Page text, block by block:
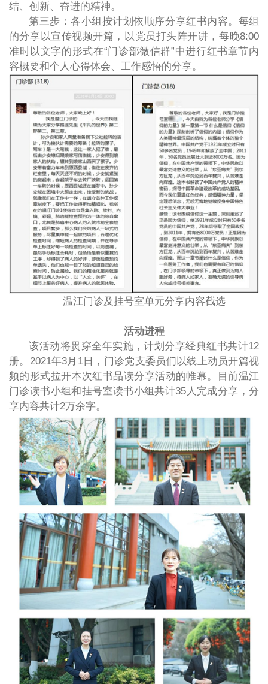
结、创新、奋进的精神。
第三步：各小组按计划依顺序分享红书内容。每组
的分享以宣传视频开篇，以党员打头阵开讲，每晚8:00
准时以文字的形式在“门诊部微信群”中进行红书章节内
容概要和个人心得体会、工作感悟的分享。
温江门诊及挂号室单元分享内容截选
活动进程
该活动将贯穿全年实施，计划分享经典红书共计12
册。2021年3月1日，门诊党支委员们以线上动员开篇视
频的形式拉开本次红书品读分享活动的帷幕。目前温江
门诊读书小组和挂号室读书小组共计35人完成分享，分
享内容共计2万余字。